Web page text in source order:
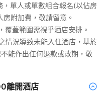
，單人或單數組合報名(以佔房
附加費，敬請留意。
覆蓋範圍需視乎酒店安排。
情況導致未能入住酒店，基於
能作出任何退款或改期，敬
離開酒店